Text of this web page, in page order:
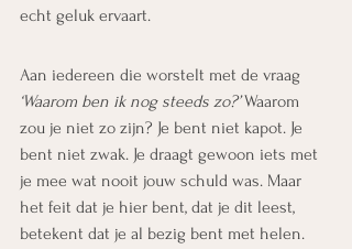
echt geluk ervaart.
Aan iedereen die worstelt met de vraag
‘Waarom ben ik nog steeds zo?’ Waarom
zou je niet zo zijn? Je bent niet kapot. Je
bent niet zwak. Je draagt gewoon iets met
je mee wat nooit jouw schuld was. Maar
het feit dat je hier bent, dat je dit leest,
betekent dat je al bezig bent met helen.